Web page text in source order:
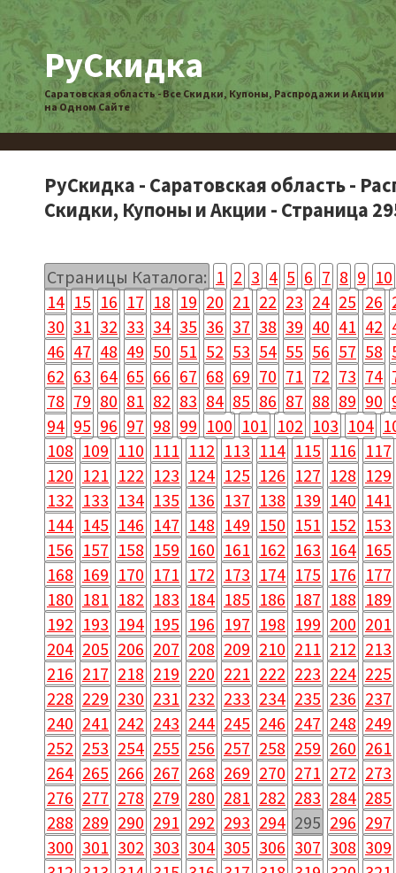
РуСкидка
Саратовская область - Все Скидки, Купоны, Распродажи и Акции
на Одном Сайте
РуСкидка - Саратовская область -
Скидки, Купоны и Акции - Страница
Страницы Каталога: 1 2 3 4 5 6 7 8 9 10
14 15 16 17 18 19 20 21 22 23 24 25 26
30 31 32 33 34 35 36 37 38 39 40 41 42
46 47 48 49 50 51 52 53 54 55 56 57 58
62 63 64 65 66 67 68 69 70 71 72 73 74
78 79 80 81 82 83 84 85 86 87 88 89 90
94 95 96 97 98 99 100 101 102 103 104
108 109 110 111 112 113 114 115 116 117
120 121 122 123 124 125 126 127 128 129
132 133 134 135 136 137 138 139 140 141
144 145 146 147 148 149 150 151 152 153
156 157 158 159 160 161 162 163 164 165
168 169 170 171 172 173 174 175 176 177
180 181 182 183 184 185 186 187 188 189
192 193 194 195 196 197 198 199 200 201
204 205 206 207 208 209 210 211 212 213
216 217 218 219 220 221 222 223 224 225
228 229 230 231 232 233 234 235 236 237
240 241 242 243 244 245 246 247 248 249
252 253 254 255 256 257 258 259 260 261
264 265 266 267 268 269 270 271 272 273
276 277 278 279 280 281 282 283 284 285
288 289 290 291 292 293 294 295 296 297
300 301 302 303 304 305 306 307 308 309